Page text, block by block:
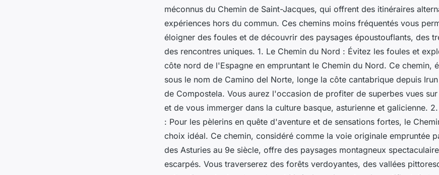
méconnus du Chemin de Saint-Jacques, qui offrent des itinéraires
expériences hors du commun. Ces chemins moins fréquentés vous
éloigner des foules et de découvrir des paysages époustouflants, des
des rencontres uniques. 1. Le Chemin du Nord : Évitez les foules et
côte nord de l'Espagne en empruntant le Chemin du Nord. Ce chemin,
sous le nom de Camino del Norte, longe la côte cantabrique depuis
de Compostela. Vous aurez l'occasion de profiter de superbes vues
et de vous immerger dans la culture basque, asturienne et galicienne.
: Pour les pèlerins en quête d'aventure et de sensations fortes, le
choix idéal. Ce chemin, considéré comme la voie originale empruntée
des Asturies au 9e siècle, offre des paysages montagneux
escarpés. Vous traverserez des forêts verdoyantes, des vallées